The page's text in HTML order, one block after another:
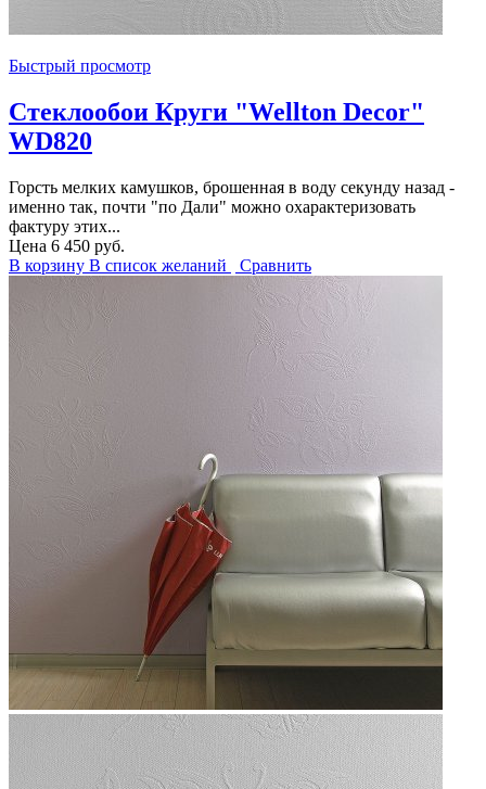
Быстрый просмотр
Стеклообои Круги "Wellton Decor"
WD820
Горсть мелких камушков, брошенная в воду секунду назад -
именно так, почти "по Дали" можно охарактеризовать
фактуру этих...
Цена 6 450 руб.
В корзину В список желаний Сравнить